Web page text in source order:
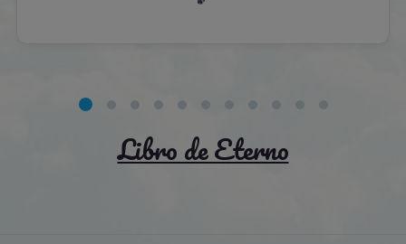
Libro de Eterno